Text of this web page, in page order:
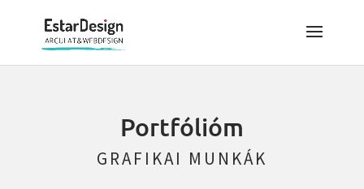
Portfólióm
GRAFIKAI MUNKÁK